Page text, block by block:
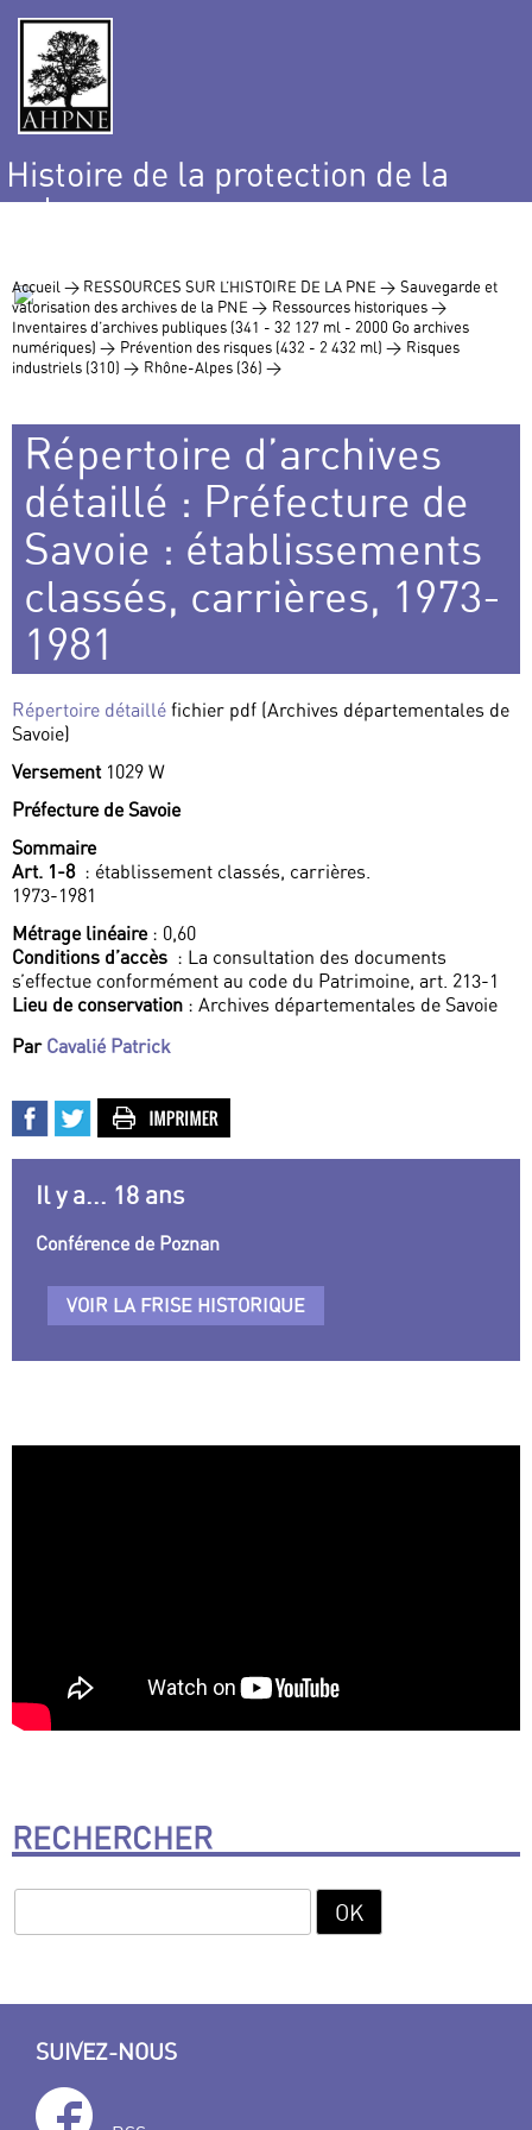
Histoire de la protection de la
nature
Accueil > RESSOURCES SUR L’HISTOIRE DE LA PNE > Sauvegarde et
valorisation des archives de la PNE > Ressources historiques >
Inventaires d’archives publiques (341 - 32 127 ml - 2000 Go archives
numériques) > Prévention des risques (432 - 2 432 ml) > Risques
industriels (310) > Rhône-Alpes (36) >
Répertoire d’archives
détaillé : Préfecture de
Savoie : établissements
classés, carrières, 1973-
1981
Répertoire détaillé fichier pdf (Archives départementales de
Savoie)
Versement 1029 W
Préfecture de Savoie
Sommaire
Art. 1-8 : établissement classés, carrières.
1973-1981
Métrage linéaire: 0,60
Conditions d’accès : La consultation des documents
s’effectue conformément au code du Patrimoine, art. 213-1
Lieu de conservation : Archives départementales de Savoie
Par Cavalié Patrick
Il y a... 18 ans
Conférence de Poznan
VOIR LA FRISE HISTORIQUE
RECHERCHER
SUIVEZ-NOUS